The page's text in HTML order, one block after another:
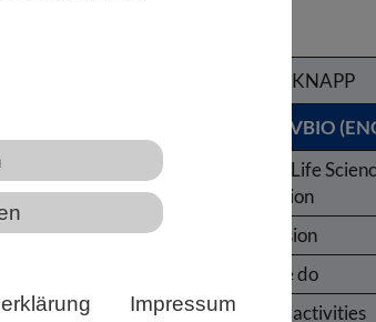
Impressum
im
berichtet ein
einer
über
verwerten.
für
KURZ & KNAPP
ABOUT VBIO
German Life
Association
Our mission
What we do
selected activities